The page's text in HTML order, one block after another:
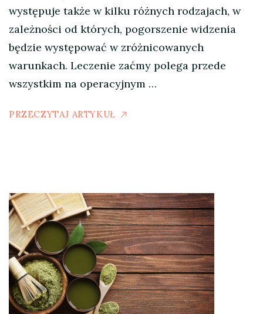
występuje także w kilku różnych rodzajach, w
zależności od których, pogorszenie widzenia
będzie występować w zróżnicowanych
warunkach. Leczenie zaćmy polega przede
wszystkim na operacyjnym …
PRZECZYTAJ ARTYKUŁ